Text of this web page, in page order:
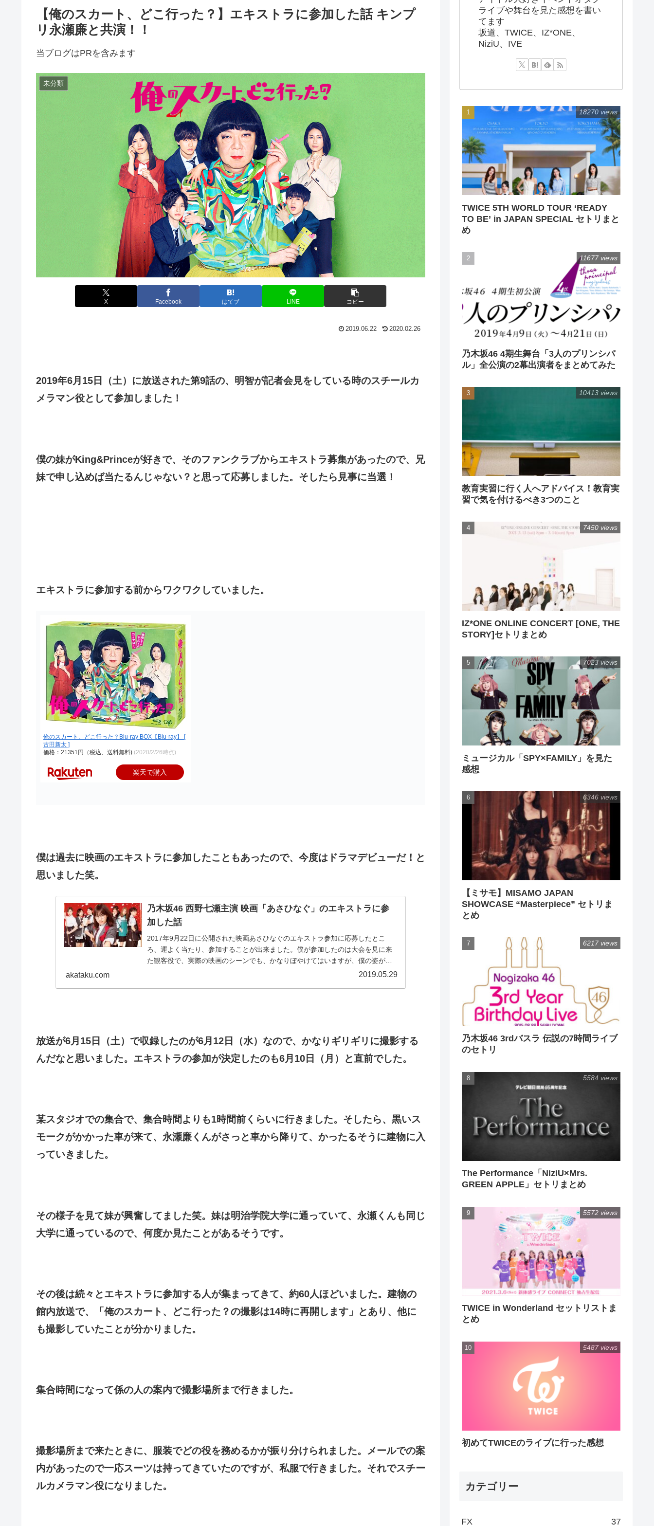
【俺のスカート、どこ行った？】エキストラに参加した話 キンプ
リ永瀬廉と共演！！
当ブログはPRを含みます
未分類
X Facebook はてブ LINE コピー
2019.06.22 2020.02.26
2019年6月15日（土）に放送された第9話の、明智が記者会見をしている時のスチールカ
メラマン役として参加しました！
僕の妹がKing&Princeが好きで、そのファンクラブからエキストラ募集があったので、兄
妹で申し込めば当たるんじゃない？と思って応募しました。そしたら見事に当選！
エキストラに参加する前からワクワクしていました。
俺のスカート、どこ行った？Blu-ray BOX【Blu-ray】 [
古田新太 ]
価格：21351円（税込、送料無料) (2020/2/26時点)
楽天で購入
僕は過去に映画のエキストラに参加したこともあったので、今度はドラマデビューだ！と
思いました笑。
乃木坂46 西野七瀬主演 映画「あさひなぐ」のエキストラに参
加した話
2017年9月22日に公開された映画あさひなぐのエキストラ参加に応募したとこ
ろ、運よく当たり、参加することが出来ました。僕が参加したのは大会を見に来
た観客役で、実際の映画のシーンでも、かなりぼやけてはいますが、僕の姿が映
akataku.com 2019.05.29
放送が6月15日（土）で収録したのが6月12日（水）なので、かなりギリギリに撮影する
んだなと思いました。エキストラの参加が決定したのも6月10日（月）と直前でした。
某スタジオでの集合で、集合時間よりも1時間前くらいに行きました。そしたら、黒いス
モークがかかった車が来て、永瀬廉くんがさっと車から降りて、かったるそうに建物に入
っていきました。
その様子を見て妹が興奮してました笑。妹は明治学院大学に通っていて、永瀬くんも同じ
大学に通っているので、何度か見たことがあるそうです。
その後は続々とエキストラに参加する人が集まってきて、約60人ほどいました。建物の
館内放送で、「俺のスカート、どこ行った？の撮影は14時に再開します」とあり、他に
も撮影していたことが分かりました。
集合時間になって係の人の案内で撮影場所まで行きました。
撮影場所まで来たときに、服装でどの役を務めるかが振り分けられました。メールでの案
内があったので一応スーツは持ってきていたのですが、私服で行きました。それでスチー
ルカメラマン役になりました。
ライブや舞台を見た感想を書い
てます
坂道、TWICE、IZ*ONE、
NiziU、IVE
TWICE 5TH WORLD TOUR ‘READY
TO BE’ in JAPAN SPECIAL セトリまと
め
18270 views
乃木坂46 4期生舞台「3人のプリンシパ
ル」全公演の2幕出演者をまとめてみた
11677 views
教育実習に行く人へアドバイス！教育実
習で気を付けるべき3つのこと
10413 views
IZ*ONE ONLINE CONCERT [ONE, THE
STORY]セトリまとめ
7450 views
ミュージカル「SPY×FAMILY」を見た
感想
7023 views
【ミサモ】MISAMO JAPAN
SHOWCASE “Masterpiece” セトリま
とめ
6346 views
乃木坂46 3rdバスラ 伝説の7時間ライブ
のセトリ
6217 views
The Performance「NiziU×Mrs.
GREEN APPLE」セトリまとめ
5584 views
TWICE in Wonderland セットリストま
とめ
5572 views
初めてTWICEのライブに行った感想
5487 views
カテゴリー
FX 37